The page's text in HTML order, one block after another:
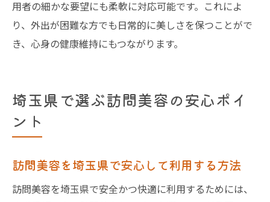
用者の細かな要望にも柔軟に対応可能です。これによ
り、外出が困難な方でも日常的に美しさを保つことがで
き、心身の健康維持にもつながります。
埼玉県で選ぶ訪問美容の安心ポイ
ント
訪問美容を埼玉県で安心して利用する方法
訪問美容を埼玉県で安全かつ快適に利用するためには、